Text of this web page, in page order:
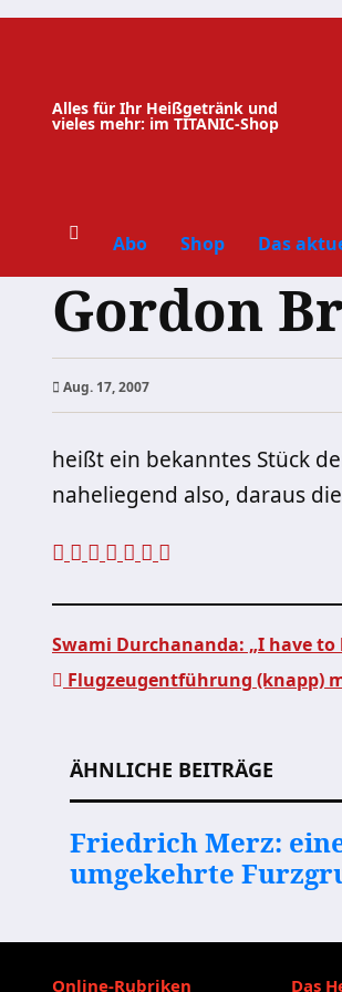
Zum
Alles für Ihr Heißgetränk und
vieles mehr: im TITANIC-Shop
Abo Shop Das
Gordon
Aug. 17, 2007
heißt ein bekanntes Stück
naheliegend also, daraus
Swami Durchananda: „I have
Flugzeugentführung (knapp)
ÄHNLICHE BEITRÄGE
Friedrich Merz:
umgekehrte
Online-Rubriken Das